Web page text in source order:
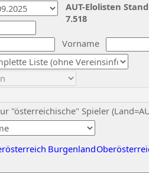
Vorname
"österreichische" Spieler
Burgenland
AUT-Elolisten
7.518